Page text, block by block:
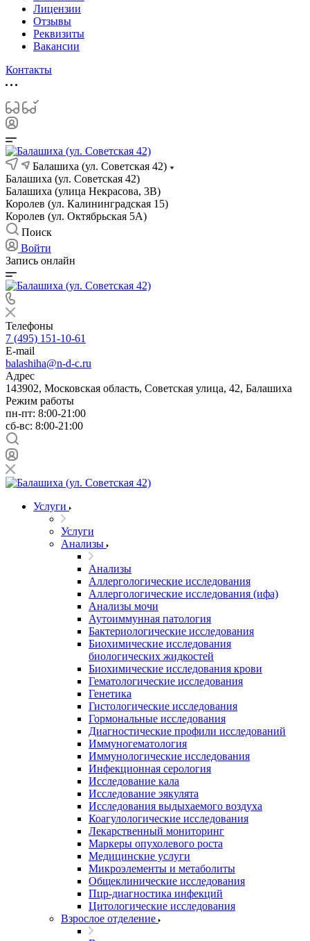
Лицензии
Отзывы
Реквизиты
Вакансии
Контакты
Балашиха (ул. Советская 42)
Балашиха (ул. Советская 42)
Балашиха (улица Некрасова, 3В)
Королев (ул. Калининградская 15)
Королев (ул. Октябрьская 5А)
Поиск
Войти
Запись онлайн
Телефоны
7 (495) 151-10-61
E-mail
balashiha@n-d-c.ru
Адрес
143902, Московская область, Советская улица, 42, Балашиха
Режим работы
пн-пт: 8:00-21:00
сб-вс: 8:00-21:00
Услуги
Услуги
Анализы
Анализы
Аллергологические исследования
Аллергологические исследования (ифа)
Анализы мочи
Аутоиммунная патология
Бактериологические исследования
Биохимические исследования
биологических жидкостей
Биохимические исследования крови
Гематологические исследования
Генетика
Гистологические исследования
Гормональные исследования
Диагностические профили исследований
Иммуногематология
Иммунологические исследования
Инфекционная серология
Исследование кала
Исследование эякулята
Исследования выдыхаемого воздуха
Коагулологические исследования
Лекарственный мониторинг
Маркеры опухолевого роста
Медицинские услуги
Микроэлементы и метаболиты
Общеклинические исследования
Пцр-диагностика инфекций
Цитологические исследования
Взрослое отделение